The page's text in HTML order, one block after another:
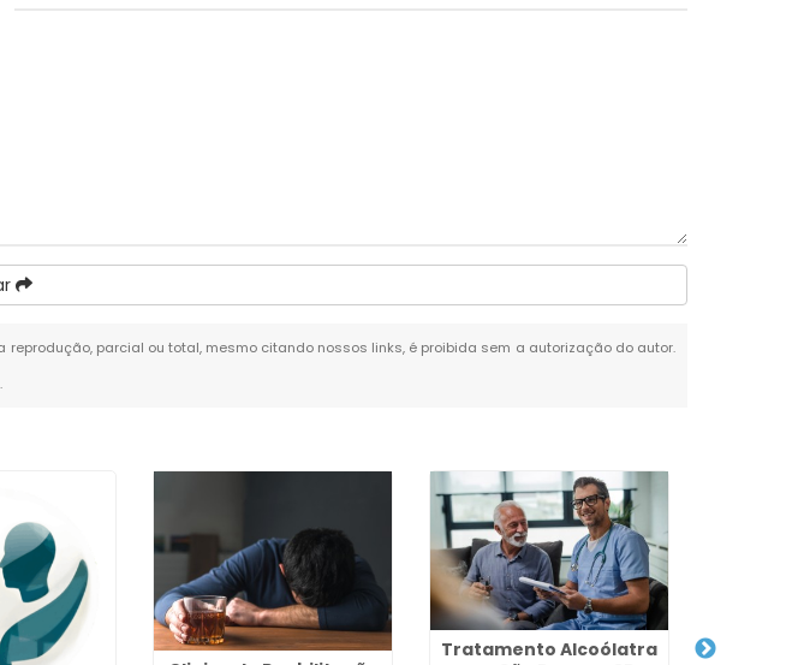
reprodução, parcial ou total, mesmo citando nossos links, é proibida sem a autorização do autor.
.
Tratamento Alcoólatra
Clinica de